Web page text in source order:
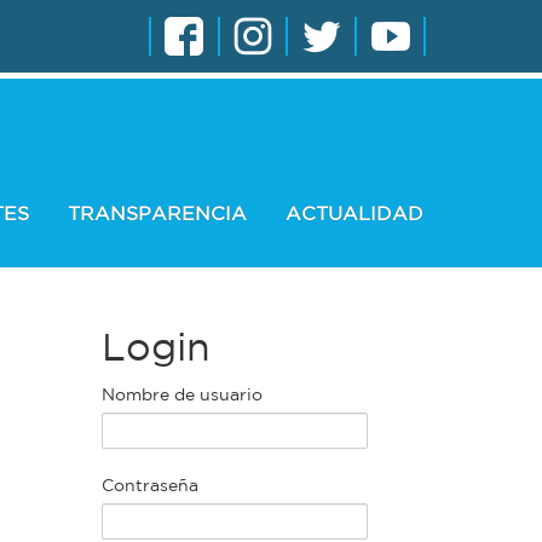
TRANSPARENCIA ACTUALIDAD
Login
Nombre de usuario
Contraseña